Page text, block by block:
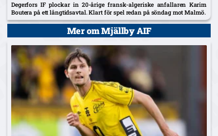
Degerfors IF plockar in 20-årige fransk-algeriske anfallaren Karim
Boutera på ett långtidsavtal. Klart för spel redan på söndag mot Malmö.
Mer om Mjällby AIF